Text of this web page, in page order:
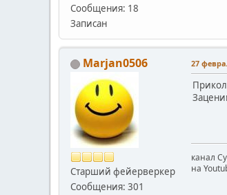
Сообщения: 18
Записан
Marjan0506
Старший фейерверкер
Сообщения: 301
27
канал
на